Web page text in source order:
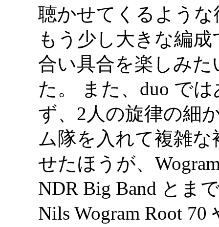
聴かせてくるよう
もう少し大きな編
合い具合を楽しみ
た。 また、duo で
ず、2人の旋律の細
ム隊を入れて複雑
せたほうが、
NDR Big Band とま
Nils Wogram Root 70